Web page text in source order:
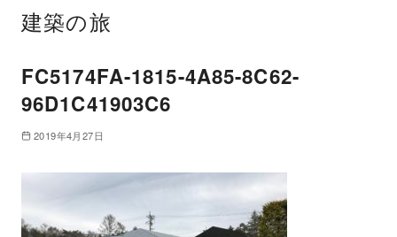
建築の旅
FC5174FA-1815-4A85-8C62-
96D1C41903C6
2019年4月27日